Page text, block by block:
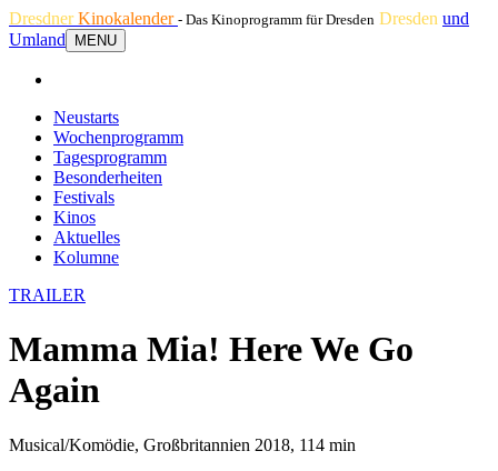
DresdnerKinokalender - Das Kinoprogramm für Dresden Dresden und
Umland
MENU
Neustarts
Wochenprogramm
Tagesprogramm
Besonderheiten
Festivals
Kinos
Aktuelles
Kolumne
TRAILER
Mamma Mia! Here We Go
Again
Musical/Komödie, Großbritannien 2018, 114 min